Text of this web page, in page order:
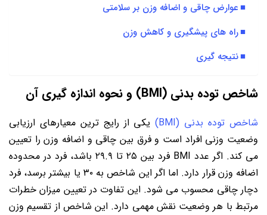
عوارض چاقی و اضافه وزن بر سلامتی
راه های پیشگیری و کاهش وزن
نتیجه گیری
شاخص توده بدنی (BMI) و نحوه اندازه گیری آن
شاخص توده بدنی (BMI)
یکی از رایج ترین معیارهای ارزیابی
وضعیت وزنی افراد است و فرق بین چاقی و اضافه وزن را تعیین
می کند. اگر عدد BMI فرد بین ۲۵ تا ۲۹.۹ باشد، فرد در محدوده
اضافه وزن قرار دارد. اما اگر این شاخص به ۳۰ یا بیشتر برسد، فرد
دچار چاقی محسوب می شود. این تفاوت در تعیین میزان خطرات
مرتبط با هر وضعیت نقش مهمی دارد. این شاخص از تقسیم وزن